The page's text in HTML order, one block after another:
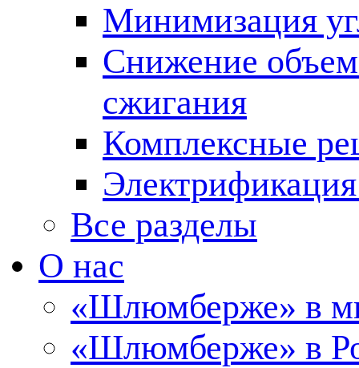
Минимизация
Снижение
сжигания
Комплексные
Все разделы
О нас
«Шлюмберже» в
«Шлюмберже» в